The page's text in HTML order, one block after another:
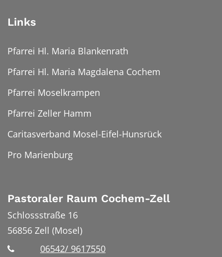
Links
Pfarrei Hl. Maria Blankenrath
Pfarrei Hl. Maria Magdalena Cochem
Pfarrei Moselkrampen
Pfarrei Zeller Hamm
Caritasverband Mosel-Eifel-Hunsrück
Pro Marienburg
Pastoraler Raum Cochem-Zell
Schlossstraße 16
56856 Zell (Mosel)
06542/ 9617550